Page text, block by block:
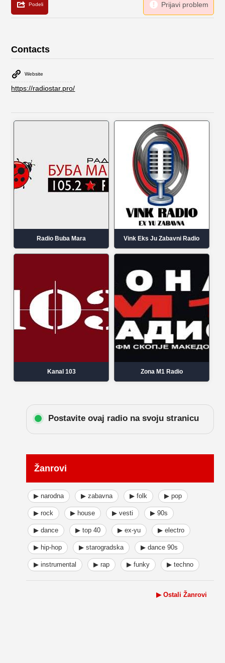
Contacts
Website
https://radiostar.pro/
Radio Buba Mara Vink Eks Ju Zabavni Radio
Kanal 103 Zona M1 Radio
Postavite ovaj radio na svoju stranicu
Žanrovi
▶ narodna ▶ zabavna ▶ folk ▶ pop
▶ rock ▶ house ▶ vesti ▶ 90s
▶ dance ▶ top 40 ▶ ex-yu ▶ electro
▶ hip-hop ▶ starogradska ▶ dance 90s
▶ instrumental ▶ rap ▶ funky ▶ techno
▶ Ostali Žanrovi